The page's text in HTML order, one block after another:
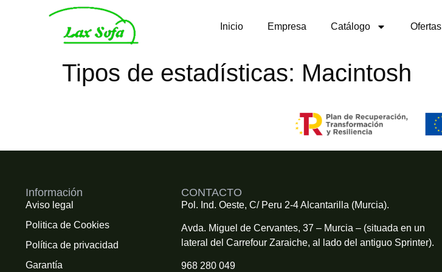
Inicio Empresa Catálogo Ofertas
Tipos de estadísticas: Macintosh
Información
Aviso legal
Politica de Cookies
Política de privacidad
Garantía
CONTACTO
Pol. Ind. Oeste, C/ Peru 2-4 Alcantarilla (Murcia).
Avda. Miguel de Cervantes, 37 – Murcia – (situada en un
lateral del Carrefour Zaraiche, al lado del antiguo Sprinter).
968 280 049